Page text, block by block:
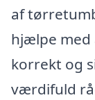
af
hjælpe med
korrekt og
værdifuld